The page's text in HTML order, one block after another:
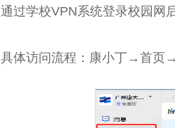
通过学校VPN系统登录校园网
具体访问流程：康小丁→首页